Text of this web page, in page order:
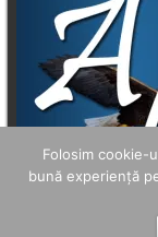
Folosim cookie-
bună experiență